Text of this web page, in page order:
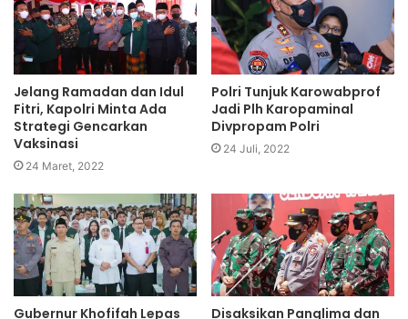
Jelang Ramadan dan Idul
Fitri, Kapolri Minta Ada
Strategi Gencarkan
Vaksinasi
24 Maret, 2022
Polri Tunjuk Karowabprof
Jadi Plh Karopaminal
Divpropam Polri
24 Juli, 2022
Gubernur Khofifah Lepas
Disaksikan Panglima dan